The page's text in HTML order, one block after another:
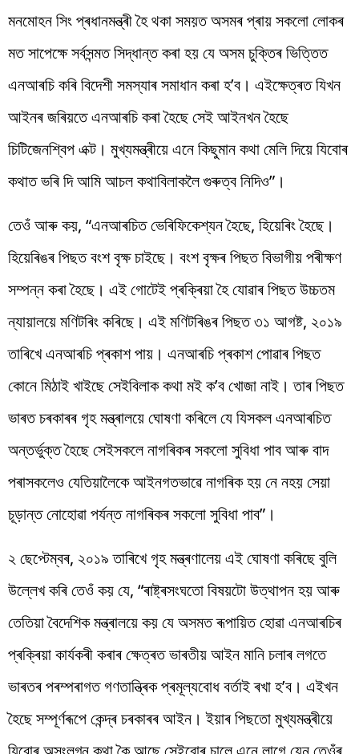
মনমোহন সিং প্ৰধানমন্ত্ৰী হৈ থকা সময়ত অসমৰ প্ৰায় সকলো লোকৰ
মত সাপেক্ষে সৰ্বসন্মত সিদ্ধান্ত কৰা হয় যে অসম চুক্তিৰ ভিত্তিত
এনআৰচি কৰি বিদেশী সমস্যাৰ সমাধান কৰা হ’ব। এইক্ষেত্ৰত যিখন
আইনৰ জৰিয়তে এনআৰচি কৰা হৈছে সেই আইনখন হৈছে
চিটিজেনশ্বিপ এক্ট। মুখ্যমন্ত্ৰীয়ে এনে কিছুমান কথা মেলি দিয়ে যিবোৰ
কথাত ভৰি দি আমি আচল কথাবিলাকলৈ গুৰুত্ব নিদিও”।
তেওঁ আৰু কয়, “এনআৰচিত ভেৰিফিকেশ্যন হৈছে, হিয়েৰিং হৈছে।
হিয়েৰিঙৰ পিছত বংশ বৃক্ষ চাইছে। বংশ বৃক্ষৰ পিছত বিভাগীয় পৰীক্ষণ
সম্পন্ন কৰা হৈছে। এই গোটেই প্ৰক্ৰিয়া হৈ যোৱাৰ পিছত উচ্চতম
ন্যায়ালয়ে মণিটৰিং কৰিছে। এই মণিটৰিঙৰ পিছত ৩১ আগষ্ট, ২০১৯
তাৰিখে এনআৰচি প্ৰকাশ পায়। এনআৰচি প্ৰকাশ পোৱাৰ পিছত
কোনে মিঠাই খাইছে সেইবিলাক কথা মই ক’ব খোজা নাই। তাৰ পিছত
ভাৰত চৰকাৰৰ গৃহ মন্ত্ৰালয়ে ঘোষণা কৰিলে যে যিসকল এনআৰচিত
অন্তৰ্ভুক্ত হৈছে সেইসকলে নাগৰিকৰ সকলো সুবিধা পাব আৰু বাদ
পৰাসকলেও যেতিয়ালৈকে আইনগতভাৱে নাগৰিক হয় নে নহয় সেয়া
চূড়ান্ত নোহোৱা পৰ্যন্ত নাগৰিকৰ সকলো সুবিধা পাব”।
২ ছেপ্টেম্বৰ, ২০১৯ তাৰিখে গৃহ মন্ত্ৰণালেয় এই ঘোষণা কৰিছে বুলি
উল্লেখ কৰি তেওঁ কয় যে, “ৰাষ্ট্ৰসংঘতো বিষয়টো উত্থাপন হয় আৰু
তেতিয়া বৈদেশিক মন্ত্ৰালয়ে কয় যে অসমত ৰূপায়িত হোৱা এনআৰচিৰ
প্ৰক্ৰিয়া কাৰ্যকৰী কৰাৰ ক্ষেত্ৰত ভাৰতীয় আইন মানি চলাৰ লগতে
ভাৰতৰ পৰম্পৰাগত গণতান্ত্ৰিক প্ৰমূল্যবোধ বৰ্তাই ৰখা হ’ব। এইখন
হৈছে সম্পূৰ্ণৰূপে কেন্দ্ৰ চৰকাৰৰ আইন। ইয়াৰ পিছতো মুখ্যমন্ত্ৰীয়ে